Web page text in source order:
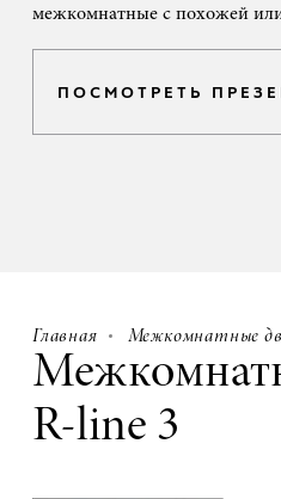
межкомнатные с похожей
ПОСМОТРЕТЬ
Главная Межкомнатные
R-line 3